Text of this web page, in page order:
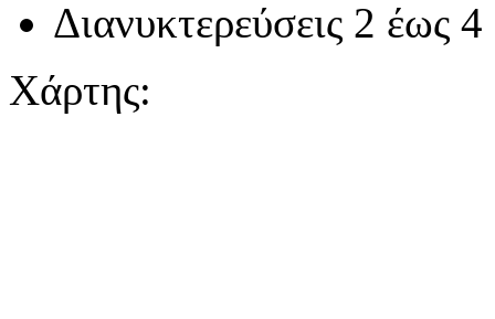
Διανυκτερεύσεις 2 έως
Χάρτης: